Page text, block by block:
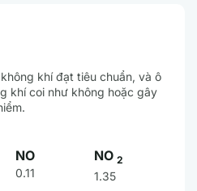
khí đạt tiêu chuẩn, và ô
khí coi như không hoặc gây
NO
0.11
NO 2
1.35